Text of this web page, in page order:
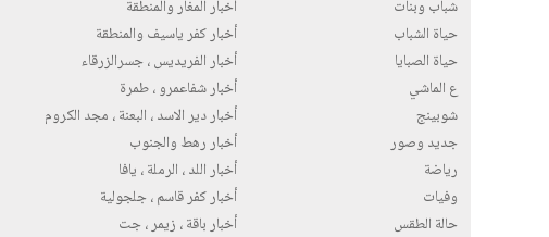
شباب وبنات
حياة الشباب
حياة الصبايا
ع الماشي
شوبينج
جديد وصور
رياضة
وفيات
حالة الطقس
أخبار المغار والمنطقة
أخبار كفر ياسيف والمنطقة
أخبار الفريديس ، جسرالزرقاء
أخبار شفاعمرو ، طمرة
أخبار دير الاسد ، البعنة ، مجد الكروم
أخبار رهط والجنوب
أخبار اللد ، الرملة ، يافا
أخبار كفر قاسم ، جلجولية
أخبار باقة ، زيمر ، جت